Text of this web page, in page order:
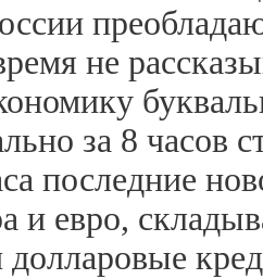
не
за 8 часов
последние
и евро,
долларовые